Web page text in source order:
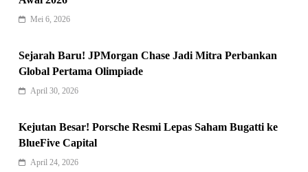
Kunci Rantai Pasok AI Global
Hukum & Kriminalitas
6 Editorial
Mei 6, 2026
Sejarah Baru! JPMorgan Chase Jadi Mitra Perbankan
Global Pertama Olimpiade
April 30, 2026
Kejutan Besar! Porsche Resmi Lepas Saham Bugatti ke
BlueFive Capital
April 24, 2026